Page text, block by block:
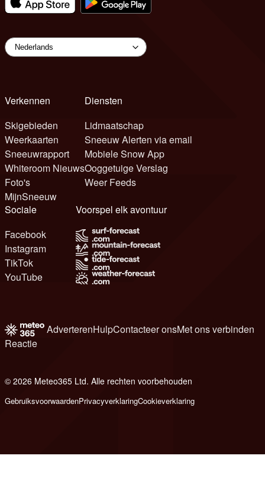
Verkennen
Skigebieden
Weerkaarten
Sneeuwrapport
Whiteroom Nieuws
Foto's
MijnSneeuw
Diensten
Lidmaatschap
Sneeuw Alerten via email
Mobiele Snow App
Ooggetuige Verslag
Weer Feeds
Sociale
Facebook
Instagram
TikTok
YouTube
Voorspel elk avontuur
AdverterenHulpContacteer onsMet ons verbinden
Reactie
© 2026 Meteo365 Ltd. Alle rechten voorbehouden
GebruiksvoorwaardenPrivacyverklaringCookieverklaring